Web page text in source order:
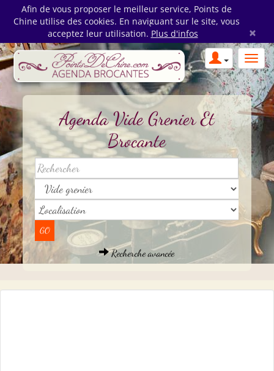
Afin de vous proposer le meilleur service, Points de
Chine utilise des cookies. En naviguant sur le site, vous
acceptez leur utilisation. Plus d'infos ×
Agenda Vide Grenier Et
Brocante
Recherche avancée